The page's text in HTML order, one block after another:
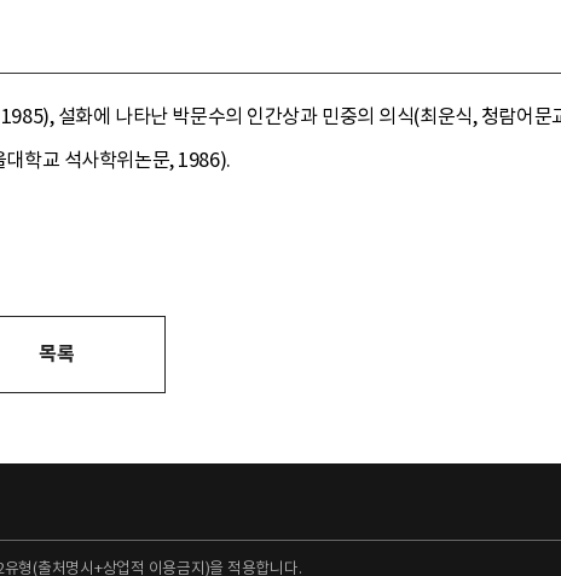
설화에 나타난 박문수의 인간상과 민중의 의식(최운식, 청람어
학교 석사학위논문, 1986).
목록
형(출처명시+상업적 이용금지)을 적용합니다.